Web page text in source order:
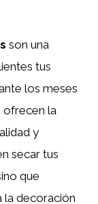
son una
tus
los meses
ofrecen la
y
secar tus
que
la decoración